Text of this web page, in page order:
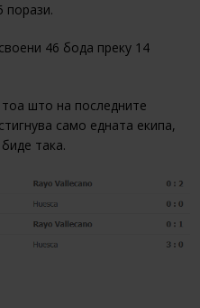
порази.
46 бода преку 14
што на последните
само едната екипа,
така.